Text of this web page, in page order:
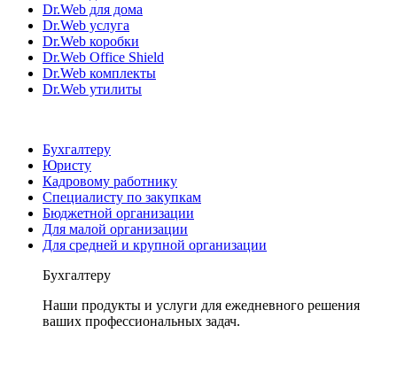
Dr.Web для дома
Dr.Web услуга
Dr.Web коробки
Dr.Web Office Shield
Dr.Web комплекты
Dr.Web утилиты
Бухгалтеру
Юристу
Кадровому работнику
Специалисту по закупкам
Бюджетной организации
Для малой организации
Для средней и крупной организации
Бухгалтеру
Наши продукты и услуги для ежедневного решения
ваших профессиональных задач.